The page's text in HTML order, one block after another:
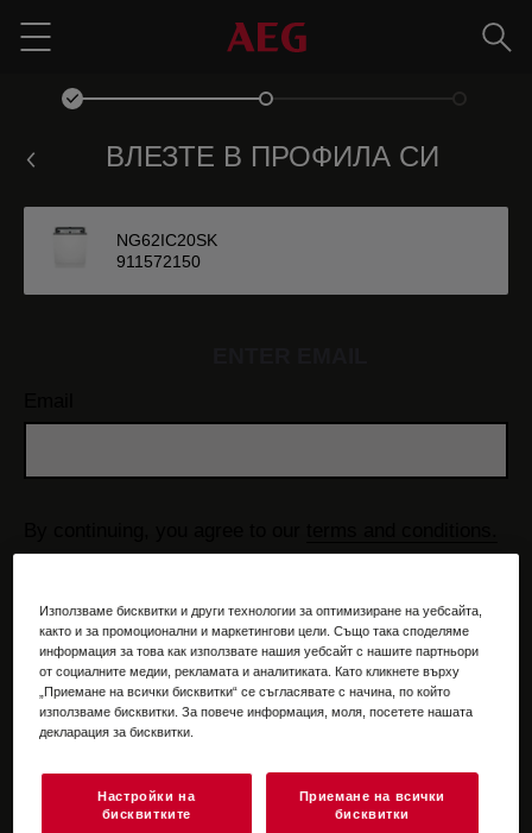
Menu
ВЛЕЗТЕ В ПРОФИЛА СИ
NG62IC20SK
911572150
data, please review ourdata protection statement
Използваме бисквитки и други технологии за оптимизиране на уебсайта,
както и за промоционални и маркетингови цели. Също така споделяме
информация за това как използвате нашия уебсайт с нашите партньори
от социалните медии, рекламата и аналитиката. Като кликнете върху
„Приемане на всички бисквитки“ се съгласявате с начина, по който
използваме бисквитки. За повече информация, моля, посетете нашата
декларация за бисквитки.
Настройки на
бисквитките
Приемане на всички
бисквитки